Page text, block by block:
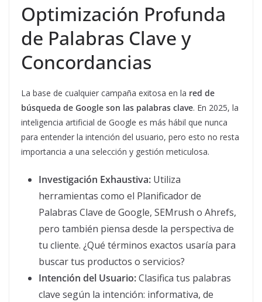
Optimización Profunda
de Palabras Clave y
Concordancias
La base de cualquier campaña exitosa en la red de
búsqueda de Google son las palabras clave. En 2025, la
inteligencia artificial de Google es más hábil que nunca
para entender la intención del usuario, pero esto no resta
importancia a una selección y gestión meticulosa.
Investigación Exhaustiva: Utiliza
herramientas como el Planificador de
Palabras Clave de Google, SEMrush o Ahrefs,
pero también piensa desde la perspectiva de
tu cliente. ¿Qué términos exactos usaría para
buscar tus productos o servicios?
Intención del Usuario:Clasifica tus palabras
clave según la intención: informativa, de